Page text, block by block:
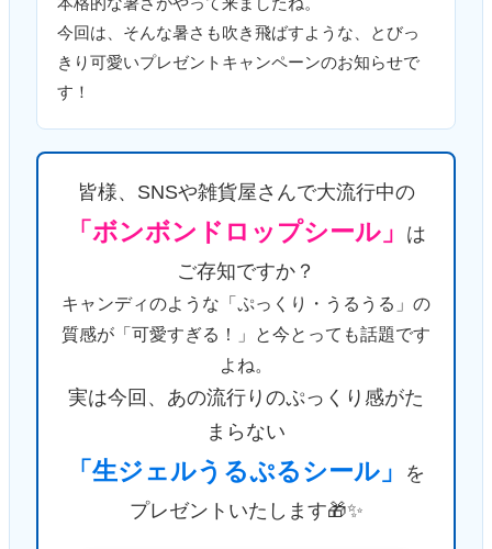
今回は、そんな暑さも吹き飛ばすような、とびっ
きり可愛いプレゼントキャンペーンのお知らせで
す！
皆様、SNSや雑貨屋さんで大流行中の
「ボンボンドロップシール」
は
ご存知ですか？
キャンディのような「ぷっくり・うるうる」の
質感が「可愛すぎる！」と今とっても話題です
よね。
実は今回、あの流行りのぷっくり感がた
まらない
「生ジェルうるぷるシール」
を
プレゼントいたします🎁✨